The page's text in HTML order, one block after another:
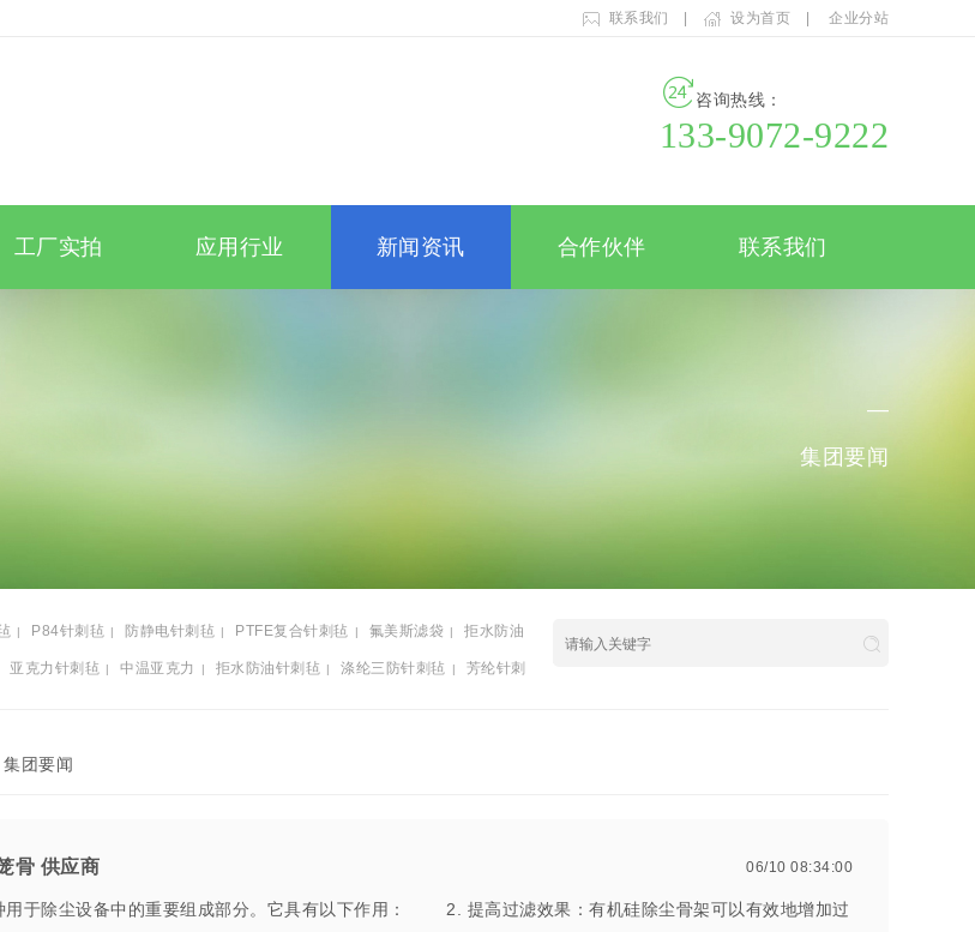
联系我们 设为首页 企业分站
咨询热线：
133-9072-9222
工厂实拍 应用行业 新闻资讯 合作伙伴 联系我们
—
集团要闻
| P84针刺毡 | 防静电针刺毡 | PTFE复合针刺毡 | 氟美斯滤袋 | 拒水防油
亚克力针刺毡 | 中温亚克力 | 拒水防油针刺毡 | 涤纶三防针刺毡 | 芳纶针刺
集团要闻
骨 供应商 06/10 08:34:00
于除尘设备中的重要组成部分。它具有以下作用： 2. 提高过滤效果：有机硅除尘骨架可以有效地增加过